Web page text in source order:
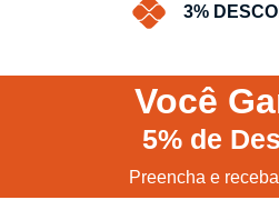
3%
Você
5% de
Preencha e